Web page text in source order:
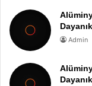
Admin